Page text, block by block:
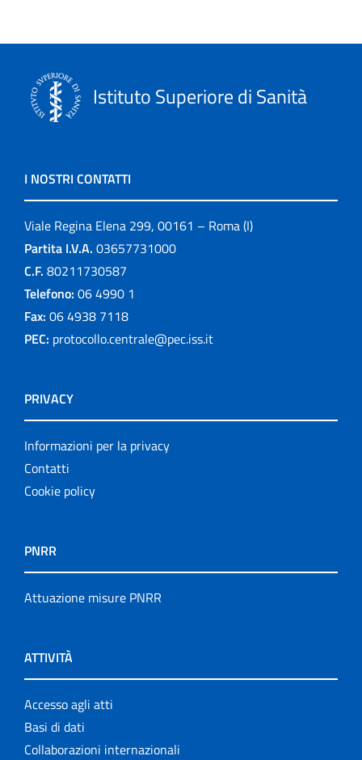
Istituto Superiore di Sanità
I NOSTRI CONTATTI
Viale Regina Elena 299, 00161 – Roma (I)
Partita I.V.A. 03657731000
C.F. 80211730587
Telefono: 06 4990 1
Fax: 06 4938 7118
PEC: protocollo.centrale@pec.iss.it
PRIVACY
Informazioni per la privacy
Contatti
Cookie policy
PNRR
Attuazione misure PNRR
ATTIVITÀ
Accesso agli atti
Basi di dati
Collaborazioni internazionali